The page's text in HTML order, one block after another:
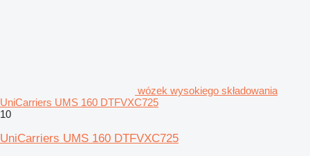
wózek wysokiego składowania
UniCarriers UMS 160 DTFVXC725
10
UniCarriers UMS 160 DTFVXC725